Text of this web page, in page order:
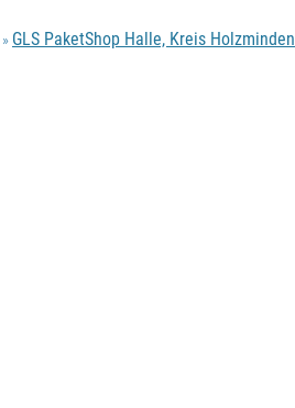
» GLS PaketShop Halle, Kreis Holzminden